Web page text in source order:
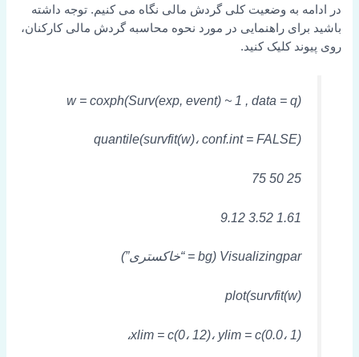
در ادامه به وضعیت کلی گردش مالی نگاه می کنیم. توجه داشته
باشید برای راهنمایی در مورد نحوه محاسبه گردش مالی کارکنان،
روی پیوند کلیک کنید.
w = coxph(Surv(exp, event) ~ 1 , data = q)
quantile(survfit(w)، conf.int = FALSE)
25 50 75
1.61 3.52 9.12
Visualizingpar (bg = “خاکستری”)
plot(survfit(w)
xlim = c(0، 12)، ylim = c(0.0، 1)،